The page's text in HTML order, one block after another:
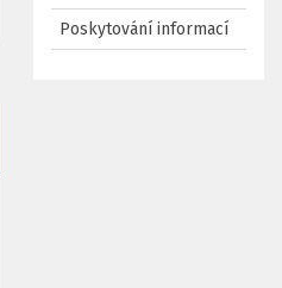
Poskytování informací